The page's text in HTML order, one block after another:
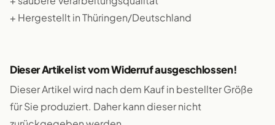
+ Hergestellt in Thüringen/Deutschland
Dieser Artikel ist vom Widerruf ausgeschlossen!
Dieser Artikel wird nach dem Kauf in bestellter Größe
für Sie produziert. Daher kann dieser nicht